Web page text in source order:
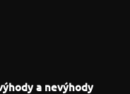
a nevýhody